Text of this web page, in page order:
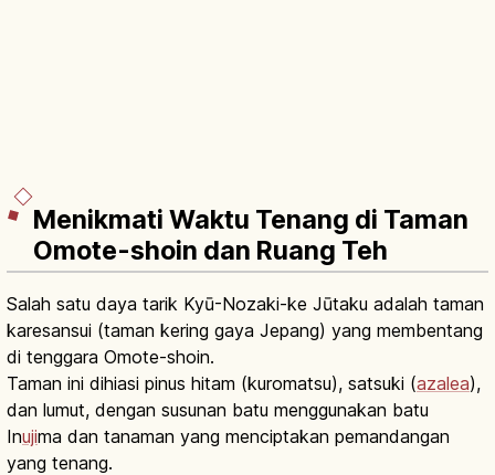
Menikmati Waktu Tenang di Taman
Omote-shoin dan Ruang Teh
Salah satu daya tarik Kyū-Nozaki-ke Jūtaku adalah taman
karesansui (taman kering gaya Jepang) yang membentang
di tenggara Omote-shoin.
Taman ini dihiasi pinus hitam (kuromatsu), satsuki (azalea),
dan lumut, dengan susunan batu menggunakan batu
Inujima dan tanaman yang menciptakan pemandangan
yang tenang.